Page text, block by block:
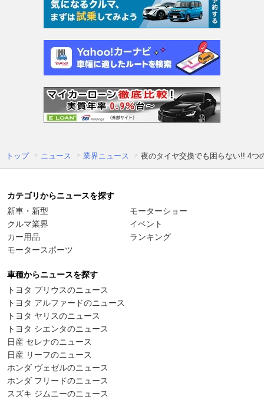
トップ ニュース 業界ニュース 夜のタイヤ交換でも困らない!! 4つ
カテゴリからニュースを探す
新車・新型
クルマ業界
カー用品
モータースポーツ
モーターショー
イベント
ランキング
車種からニュースを探す
トヨタ プリウスのニュース
トヨタ アルファードのニュース
トヨタ ヤリスのニュース
トヨタ シエンタのニュース
日産 セレナのニュース
日産 リーフのニュース
ホンダ ヴェゼルのニュース
ホンダ フリードのニュース
スズキ ジムニーのニュース